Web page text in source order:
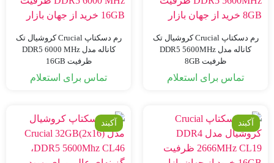
رم دسکتاپ Crucial کروشیال تک
کاناله مدل DDR5 5600MHz
ظرفیت 8GB
تماس برای استعلام
رم دسکتاپ Crucial کروشیال تک
کاناله مدل DDR5 6000 MHz
ظرفیت 16GB
تماس برای استعلام
آکبند آکبند